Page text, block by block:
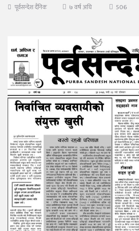
पूर्वसन्देश दैनिक ७ वर्ष अघि 506